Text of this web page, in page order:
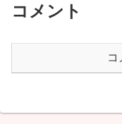
コメント
コ